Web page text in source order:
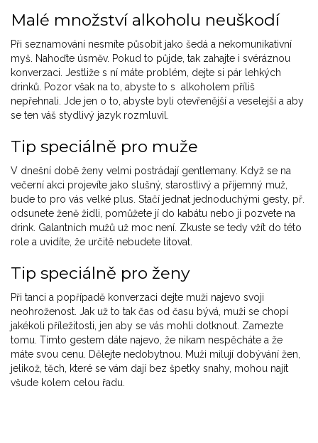
Malé množství alkoholu neuškodí
Při seznamování nesmíte působit jako šedá a nekomunikativní
myš. Nahoďte úsměv. Pokud to půjde, tak zahajte i svéráznou
konverzaci. Jestliže s ní máte problém, dejte si pár lehkých
drinků. Pozor však na to, abyste to s alkoholem příliš
nepřehnali. Jde jen o to, abyste byli otevřenější a veselejší a aby
se ten váš stydlivý jazyk rozmluvil.
Tip speciálně pro muže
V dnešní době ženy velmi postrádají gentlemany. Když se na
večerní akci projevíte jako slušný, starostlivý a příjemný muž,
bude to pro vás velké plus. Stačí jednat jednoduchými gesty, př.
odsunete ženě židli, pomůžete jí do kabátu nebo ji pozvete na
drink. Galantních mužů už moc není. Zkuste se tedy vžít do této
role a uvidíte, že určitě nebudete litovat.
Tip speciálně pro ženy
Při tanci a popřípadě konverzaci dejte muži najevo svoji
neohroženost. Jak už to tak čas od času bývá, muži se chopí
jakékoli příležitosti, jen aby se vás mohli dotknout. Zamezte
tomu. Tímto gestem dáte najevo, že nikam nespěcháte a že
máte svou cenu. Dělejte nedobytnou. Muži milují dobývání žen,
jelikož, těch, které se vám dají bez špetky snahy, mohou najít
všude kolem celou řadu.